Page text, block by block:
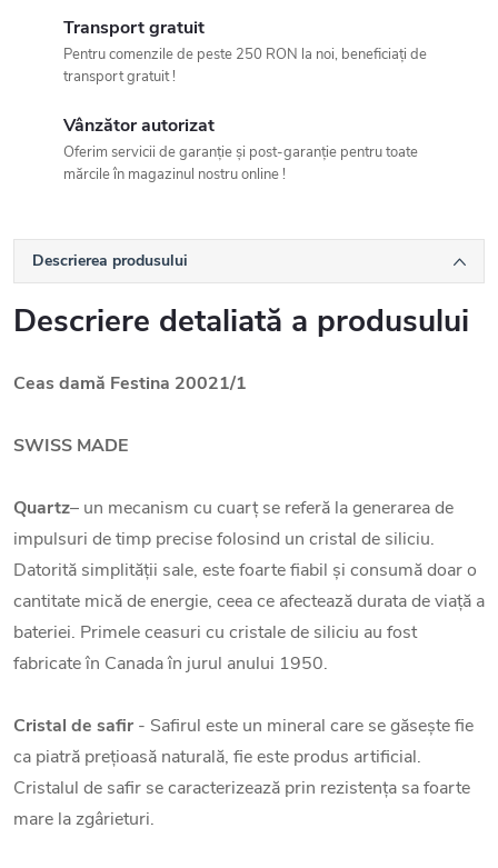
Transport gratuit
Pentru comenzile de peste 250 RON la noi, beneficiați de
transport gratuit !
Vânzător autorizat
Oferim servicii de garanție și post-garanție pentru toate
mărcile în magazinul nostru online !
Descrierea produsului
Descriere detaliată a produsului
Ceas damă Festina 20021/1
SWISS MADE
Quartz– un mecanism cu cuarț se referă la generarea de
impulsuri de timp precise folosind un cristal de siliciu.
Datorită simplității sale, este foarte fiabil și consumă doar o
cantitate mică de energie, ceea ce afectează durata de viață a
bateriei. Primele ceasuri cu cristale de siliciu au fost
fabricate în Canada în jurul anului 1950.
Cristal de safir - Safirul este un mineral care se găsește fie
ca piatră prețioasă naturală, fie este produs artificial.
Cristalul de safir se caracterizează prin rezistența sa foarte
mare la zgârieturi.